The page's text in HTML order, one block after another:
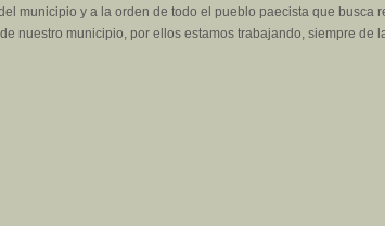
municipio y a la orden de todo el pueblo paecista que busca
nuestro municipio, por ellos estamos trabajando, siempre de